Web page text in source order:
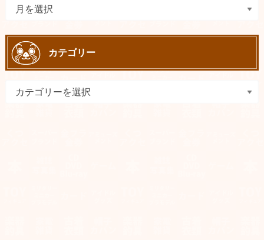
カテゴリー